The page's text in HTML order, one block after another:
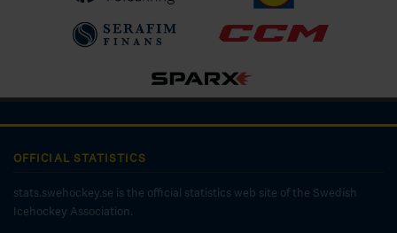
OFFICIAL STATISTICS
stats.swehockey.se is the official statistics web site of the Swedish
Icehockey Association.